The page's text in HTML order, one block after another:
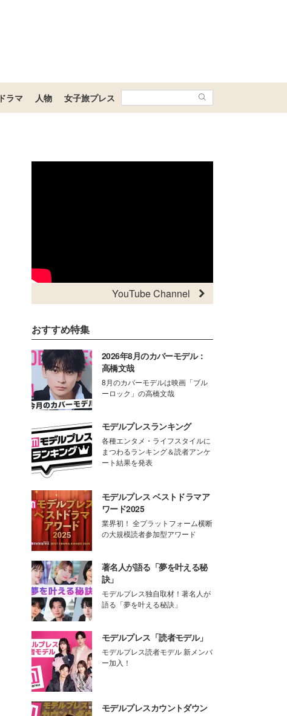
ドラマ 人物 女子旅プレス
YouTube Channel
おすすめ特集
2026年8月のカバーモデル：
高橋文哉
8月のカバーモデルは映画「ブル
ーロック」の高橋文哉
モデルプレスランキング
各種エンタメ・ライフスタイルに
まつわるランキング＆読者アンケ
ート結果を発表
モデルプレス ベストドラマア
ワード2025
業界初！ 全プラットフォーム横断
の大規模読者参加型アワード
著名人が語る「夢を叶える秘
訣」
モデルプレス独自取材！著名人が
語る「夢を叶える秘訣」
モデルプレス「読者モデル」
モデルプレス読者モデル 新メンバ
ー加入！
モデルプレスカウントダウン